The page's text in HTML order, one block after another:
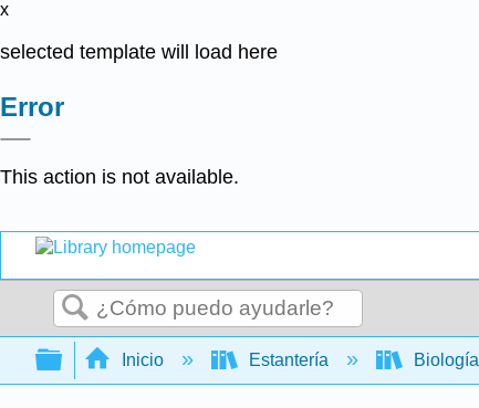
x
selected template will load here
Error
This action is not available.
Buscar
Expandir/contraer jerarquía global
Inicio Estantería Biología